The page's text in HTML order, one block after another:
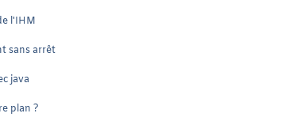
l'IHM
sans arrêt
java
plan ?